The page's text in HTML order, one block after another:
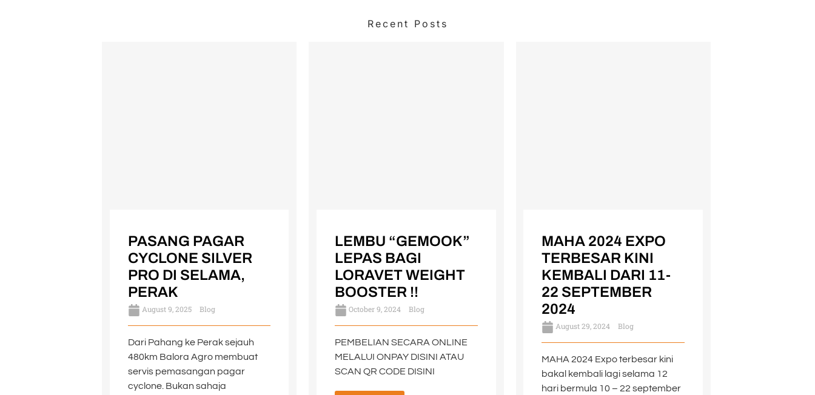
Recent Posts
PASANG PAGAR
CYCLONE SILVER
PRO DI SELAMA,
PERAK
August 9, 2025 Blog
Dari Pahang ke Perak sejauh
480km Balora Agro membuat
servis pemasangan pagar
cyclone. Bukan sahaja
LEMBU “GEMOOK”
LEPAS BAGI
LORAVET WEIGHT
BOOSTER !!
October 9, 2024 Blog
PEMBELIAN SECARA ONLINE
MELALUI ONPAY DISINI ATAU
SCAN QR CODE DISINI
MAHA 2024 EXPO
TERBESAR KINI
KEMBALI DARI 11-
22 SEPTEMBER
2024
August 29, 2024 Blog
MAHA 2024 Expo terbesar kini
bakal kembali lagi selama 12
hari bermula 10 – 22 september